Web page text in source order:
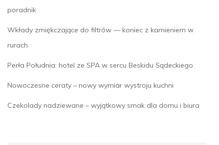
poradnik
Wkłady zmiękczające do filtrów — koniec z kamieniem w
rurach
Perła Południa: hotel ze SPA w sercu Beskidu Sądeckiego
Nowoczesne ceraty – nowy wymiar wystroju kuchni
Czekolady nadziewane – wyjątkowy smak dla domu i biura